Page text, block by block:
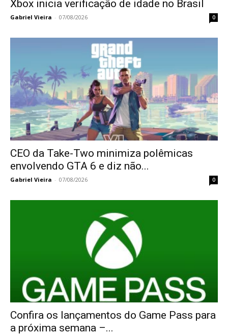
Xbox inicia verificação de idade no Brasil
Gabriel Vieira - 07/08/2026 0
CEO da Take-Two minimiza polêmicas
envolvendo GTA 6 e diz não...
Gabriel Vieira - 07/08/2026 0
Confira os lançamentos do Game Pass para
a próxima semana –...